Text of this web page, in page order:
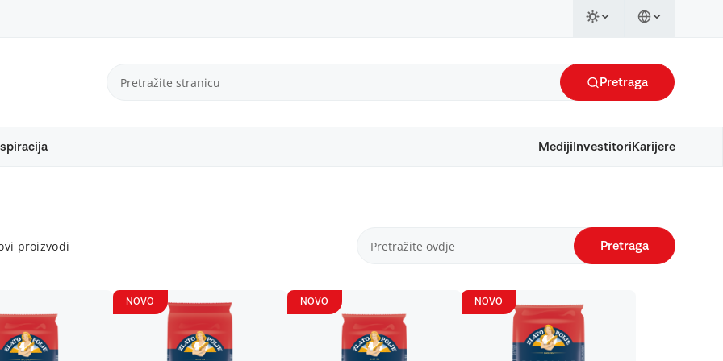
Pretraga
Mediji Investitori Karijere
proizvodi Pretraga
NOVO NOVO NOVO